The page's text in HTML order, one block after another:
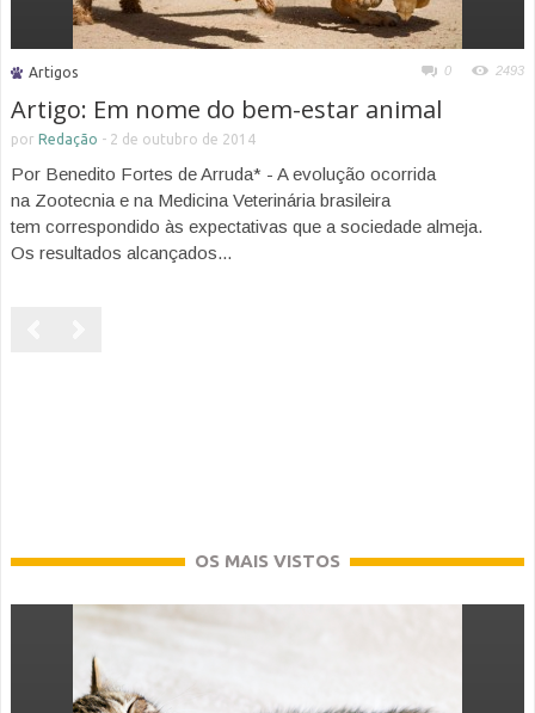
Artigos 0 2493
Artigo: Em nome do bem-estar animal
por Redação - 2 de outubro de 2014
Por Benedito Fortes de Arruda* - A evolução ocorrida
na Zootecnia e na Medicina Veterinária brasileira
tem correspondido às expectativas que a sociedade almeja.
Os resultados alcançados...
OS MAIS VISTOS